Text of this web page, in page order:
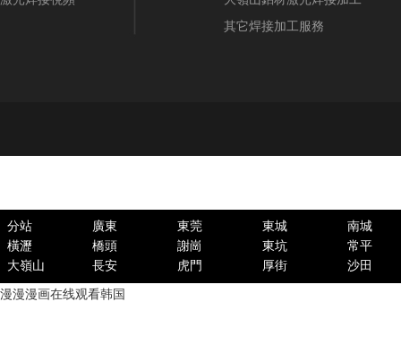
其它焊接加工服務
分站 廣東 東莞 東城
南城
橫瀝
橋頭 謝崗 東坑
常平
大嶺山
長安 虎門 厚街 沙田
漫漫漫画在线观看韩国